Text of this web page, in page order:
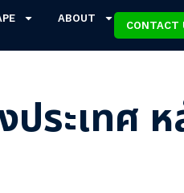
ABOUT
CONTACT
ระเทศ